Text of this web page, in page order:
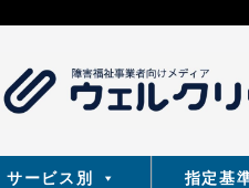
サービス別 指定基